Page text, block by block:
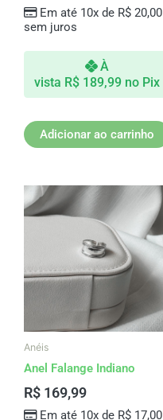
Em até 10x de R$20,00
sem juros
À
vista R$ 189,99 no Pix
Adicionar ao carrinho
Anéis
Anel Falange Indiano
R$ 169,99
Em até 10x de R$17,00